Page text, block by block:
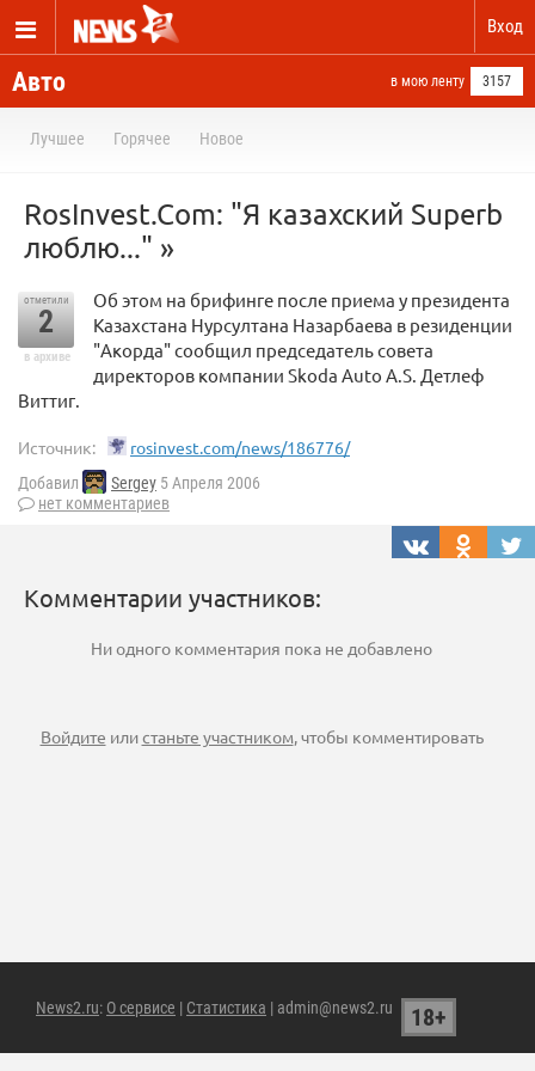
Вход
Авто в мою ленту 3157
Лучшее Горячее Новое
RosInvest.Com: "Я казахский Superb
люблю..." »
отметили
2
в архиве
Об этом на брифинге после приема у президента
Казахстана Нурсултана Назарбаева в резиденции
"Акорда" сообщил председатель совета
директоров компании Skoda Auto A.S. Детлеф
Виттиг.
Источник: rosinvest.com/news/186776/
Добавил Sergey 5 Апреля 2006
нет комментариев
Комментарии участников:
Ни одного комментария пока не добавлено
Войдите илистаньте участником, чтобы комментировать
News2.ru: О сервисе | Статистика | admin@news2.ru 18+